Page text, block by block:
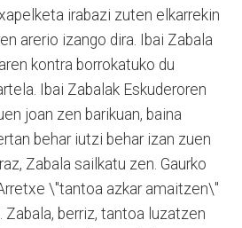
irabazi zuten elkarrekin
arerio izango dira. Ibai Zabala
kontra borrokatuko du
Ibai Zabalak Eskuderoren
joan zen barikuan, baina
behar iutzi behar izan zuen
Zabala sailkatu zen. Gaurko
\"tantoa azkar amaitzen\"
berriz, tantoa luzatzen